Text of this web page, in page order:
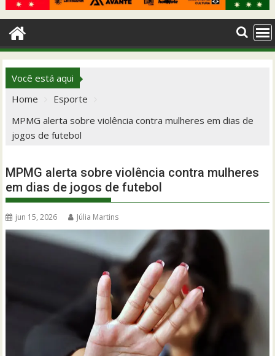
Você está aqui
Home
Esporte
MPMG alerta sobre violência contra mulheres em dias de
jogos de futebol
MPMG alerta sobre violência contra mulheres
em dias de jogos de futebol
jun 15, 2026 Júlia Martins